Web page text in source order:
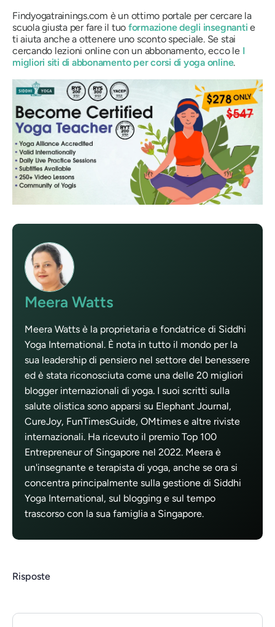
Findyogatrainings.com è un ottimo portale per cercare la
scuola giusta per fare il tuo formazione degli insegnanti e
ti aiuta anche a ottenere uno sconto speciale. Se stai
cercando lezioni online con un abbonamento, ecco le I
migliori siti di abbonamento per corsi di yoga online.
Meera Watts
Meera Watts è la proprietaria e fondatrice di Siddhi
Yoga International. È nota in tutto il mondo per la
sua leadership di pensiero nel settore del benessere
ed è stata riconosciuta come una delle 20 migliori
blogger internazionali di yoga. I suoi scritti sulla
salute olistica sono apparsi su Elephant Journal,
CureJoy, FunTimesGuide, OMtimes e altre riviste
internazionali. Ha ricevuto il premio Top 100
Entrepreneur of Singapore nel 2022. Meera è
un'insegnante e terapista di yoga, anche se ora si
concentra principalmente sulla gestione di Siddhi
Yoga International, sul blogging e sul tempo
trascorso con la sua famiglia a Singapore.
Risposte